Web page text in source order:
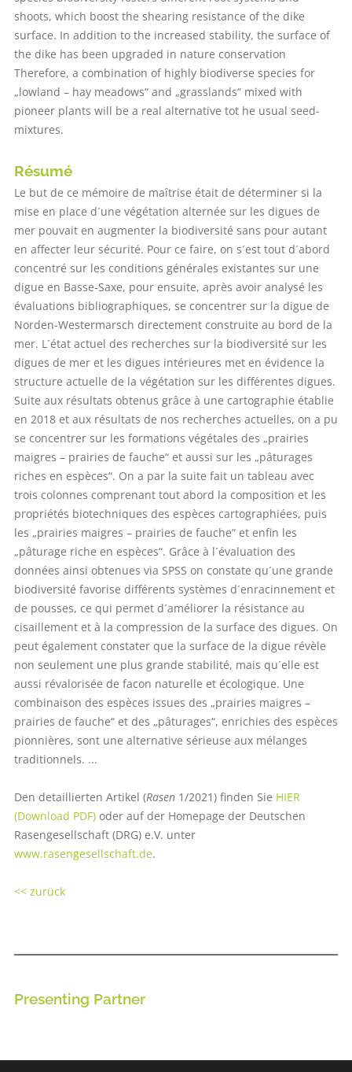
shoots, which boost the shearing resistance of the dike
surface. In addition to the increased stability, the surface of
the dike has been upgraded in nature conservation
Therefore, a combination of highly biodiverse species for
„lowland – hay meadows“ and „grasslands“ mixed with
pioneer plants will be a real alternative tot he usual seed-
mixtures.
Résumé
Le but de ce mémoire de maîtrise était de déterminer si la
mise en place d´une végétation alternée sur les digues de
mer pouvait en augmenter la biodiversité sans pour autant
en affecter leur sécurité. Pour ce faire, on s´est tout d´abord
concentré sur les conditions générales existantes sur une
digue en Basse-Saxe, pour ensuite, après avoir analysé les
évaluations bibliographiques, se concentrer sur la digue de
Norden-Westermarsch directement construite au bord de la
mer. L´état actuel des recherches sur la biodiversité sur les
digues de mer et les digues intérieures met en évidence la
structure actuelle de la végétation sur les différentes digues.
Suite aux résultats obtenus grâce à une cartographie établie
en 2018 et aux résultats de nos recherches actuelles, on a pu
se concentrer sur les formations végétales des „prairies
maigres – prairies de fauche“ et aussi sur les „pâturages
riches en espèces“. On a par la suite fait un tableau avec
trois colonnes comprenant tout abord la composition et les
propriétés biotechniques des espèces cartographiées, puis
les „prairies maigres – prairies de fauche“ et enfin les
„pâturage riche en espèces“. Grâce à l´évaluation des
données ainsi obtenues via SPSS on constate qu´une grande
biodiversité favorise différents systèmes d´enracinnement et
de pousses, ce qui permet d´améliorer la résistance au
cisaillement et à la compression de la surface des digues. On
peut également constater que la surface de la digue révèle
non seulement une plus grande stabilité, mais qu´elle est
aussi révalorisée de facon naturelle et écologique. Une
combinaison des espèces issues des „prairies maigres –
prairies de fauche“ et des „pâturages“, enrichies des espèces
pionnières, sont une alternative sérieuse aux mélanges
traditionnels. ...
Den detaillierten Artikel (Rasen1/2021) finden Sie HIER
(Download PDF)oder auf der Homepage der Deutschen
Rasengesellschaft (DRG) e.V. unter
www.rasengesellschaft.de.
<< zurück
Presenting Partner